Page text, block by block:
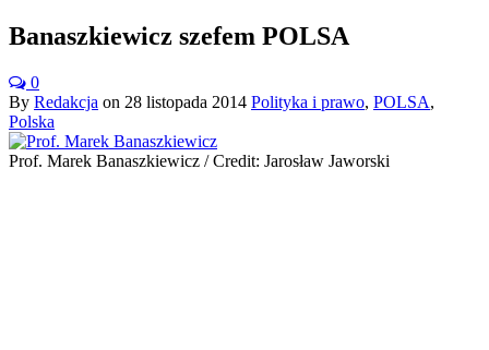
Banaszkiewicz szefem POLSA
0
By Redakcja on 28 listopada 2014 Polityka i prawo, POLSA,
Polska
Prof. Marek Banaszkiewicz / Credit: Jarosław Jaworski